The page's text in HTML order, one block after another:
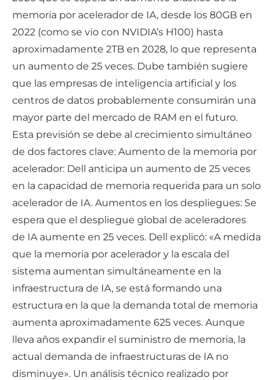
memoria por acelerador de IA, desde los 80GB en
2022 (como se vio con NVIDIA’s H100) hasta
aproximadamente 2TB en 2028, lo que representa
un aumento de 25 veces. Dube también sugiere
que las empresas de inteligencia artificial y los
centros de datos probablemente consumirán una
mayor parte del mercado de RAM en el futuro.
Esta previsión se debe al crecimiento simultáneo
de dos factores clave: Aumento de la memoria por
acelerador: Dell anticipa un aumento de 25 veces
en la capacidad de memoria requerida para un solo
acelerador de IA. Aumentos en los despliegues: Se
espera que el despliegue global de aceleradores
de IA aumente en 25 veces. Dell explicó: «A medida
que la memoria por acelerador y la escala del
sistema aumentan simultáneamente en la
infraestructura de IA, se está formando una
estructura en la que la demanda total de memoria
aumenta aproximadamente 625 veces. Aunque
lleva años expandir el suministro de memoria, la
actual demanda de infraestructuras de IA no
disminuye». Un análisis técnico realizado por